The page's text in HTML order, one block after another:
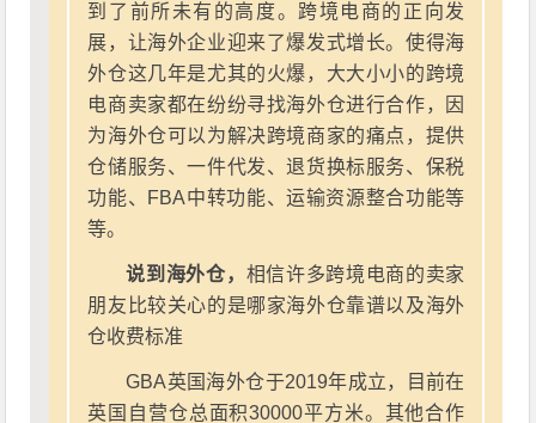
到了前所未有的高度。跨境电商的正向发
展，让海外企业迎来了爆发式增长。使得海
外仓这几年是尤其的火爆，大大小小的跨境
电商卖家都在纷纷寻找海外仓进行合作，因
为海外仓可以为解决跨境商家的痛点，提供
仓储服务、一件代发、退货换标服务、保税
功能、FBA中转功能、运输资源整合功能等
等。
说到海外仓， 相信许多跨境电商的卖家
朋友比较关心的是哪家海外仓靠谱以及海外
仓收费标准
GBA英国海外仓于2019年成立，目前在
英国自营仓总面积30000平方米。其他合作